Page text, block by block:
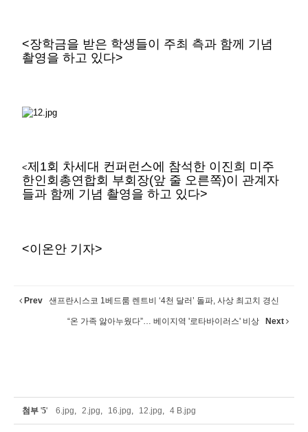
<장학금을 받은 학생들이 주최 측과 함께 기념
촬영을 하고 있다>
<제1회 차세대 컨퍼런스에 참석한 이진희 미주
한인회총연합회 부회장(앞 줄 오른쪽)이 관계자
들과 함께 기념 촬영을 하고 있다>
<이온안 기자>
Prev 샌프란시스코 1베드룸 렌트비 ‘4천 달러’ 돌파, 사상 최고치 경신
“온 가족 앓아누웠다”… 베이지역 '로타바이러스' 비상 Next
첨부 '5' 6.jpg, 2.jpg, 16.jpg, 12.jpg, 4 B.jpg